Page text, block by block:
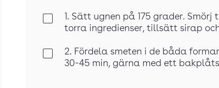
1. Sätt ugnen på 175 grader.
torra ingredienser, tillsätt sirap
2. Fördela smeten i de båda
30-45 min, gärna med ett